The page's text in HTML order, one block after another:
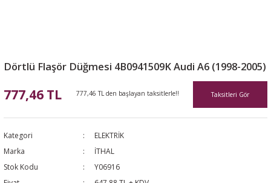
Dörtlü Flaşör Düğmesi 4B0941509K Audi A6 (1998-2005)
777,46 TL 777,46 TL den başlayan taksitlerle!! Taksitleri Gör
Kategori
ELEKTRİK
Marka
İTHAL
Stok Kodu
Y06916